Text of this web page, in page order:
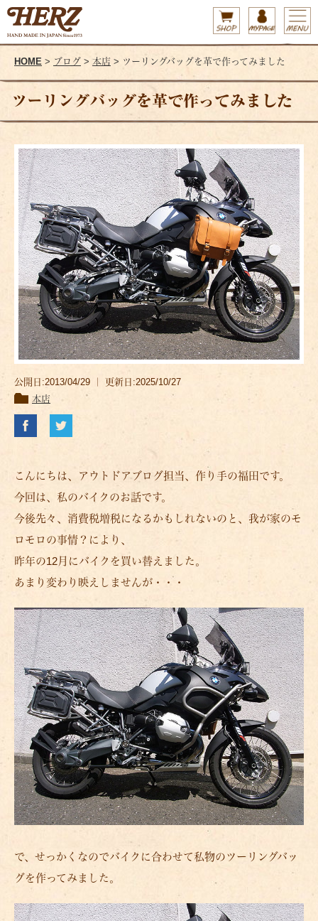
HOME > ブログ > 本店 > ツーリングバッグを革で作ってみました
ツーリングバッグを革で作ってみました
公開日:2013/04/29 ｜ 更新日:2025/10/27
本店
こんにちは、アウトドアブログ担当、作り手の福田です。
今回は、私のバイクのお話です。
今後先々、消費税増税になるかもしれないのと、我が家のモ
ロモロの事情？により、
昨年の12月にバイクを買い替えました。
あまり変わり映えしませんが・・・
で、せっかくなのでバイクに合わせて私物のツーリングバッ
グを作ってみました。